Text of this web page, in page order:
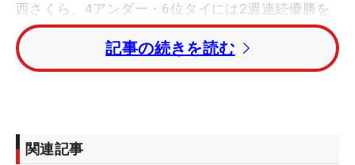
西さくら。4アンダー・6位タイには2週連続優勝を
狙う平岡瑠依、福田萌維、服部真夕、小滝水音、高
木萌衣が続いた。
り出した。
記事の続きを読む
関連記事